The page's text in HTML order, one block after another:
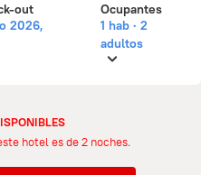
out
2026,
Ocupantes
1 hab · 2
adultos
hotel es de 2 noches.